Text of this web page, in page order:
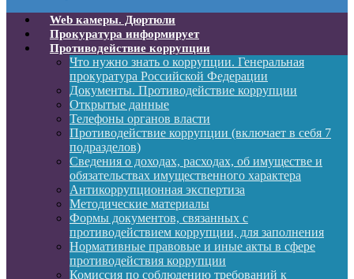
Web камеры. Дюртюли
Прокуратура информирует
Противодействие коррупции
Что нужно знать о коррупции. Генеральная
прокуратура Российской Федерации
Документы. Противодействие коррупции
Открытые данные
Телефоны органов власти
Противодействие коррупции (включает в себя 7
подразделов)
Сведения о доходах, расходах, об имуществе и
обязательствах имущественного характера
Антикоррупционная экспертиза
Методические материалы
Формы документов, связанных с
противодействием коррупции, для заполнения
Нормативные правовые и иные акты в сфере
противодействия коррупции
Комиссия по соблюдению требований к